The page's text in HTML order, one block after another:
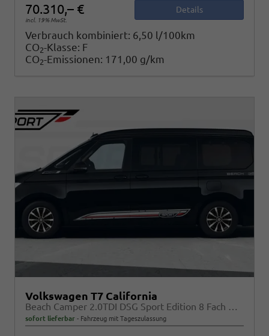
70.310,– €
incl. 19% MwSt.
Details
Verbrauch kombiniert: 6,50 l/100km
CO2-Klasse: F
CO2-Emissionen: 171,00 g/km
Volkswagen T7 California
Beach Camper 2.0TDI DSG Sport Edition 8 Fach GV5 High+
sofort lieferbar Fahrzeug mit Tageszulassung